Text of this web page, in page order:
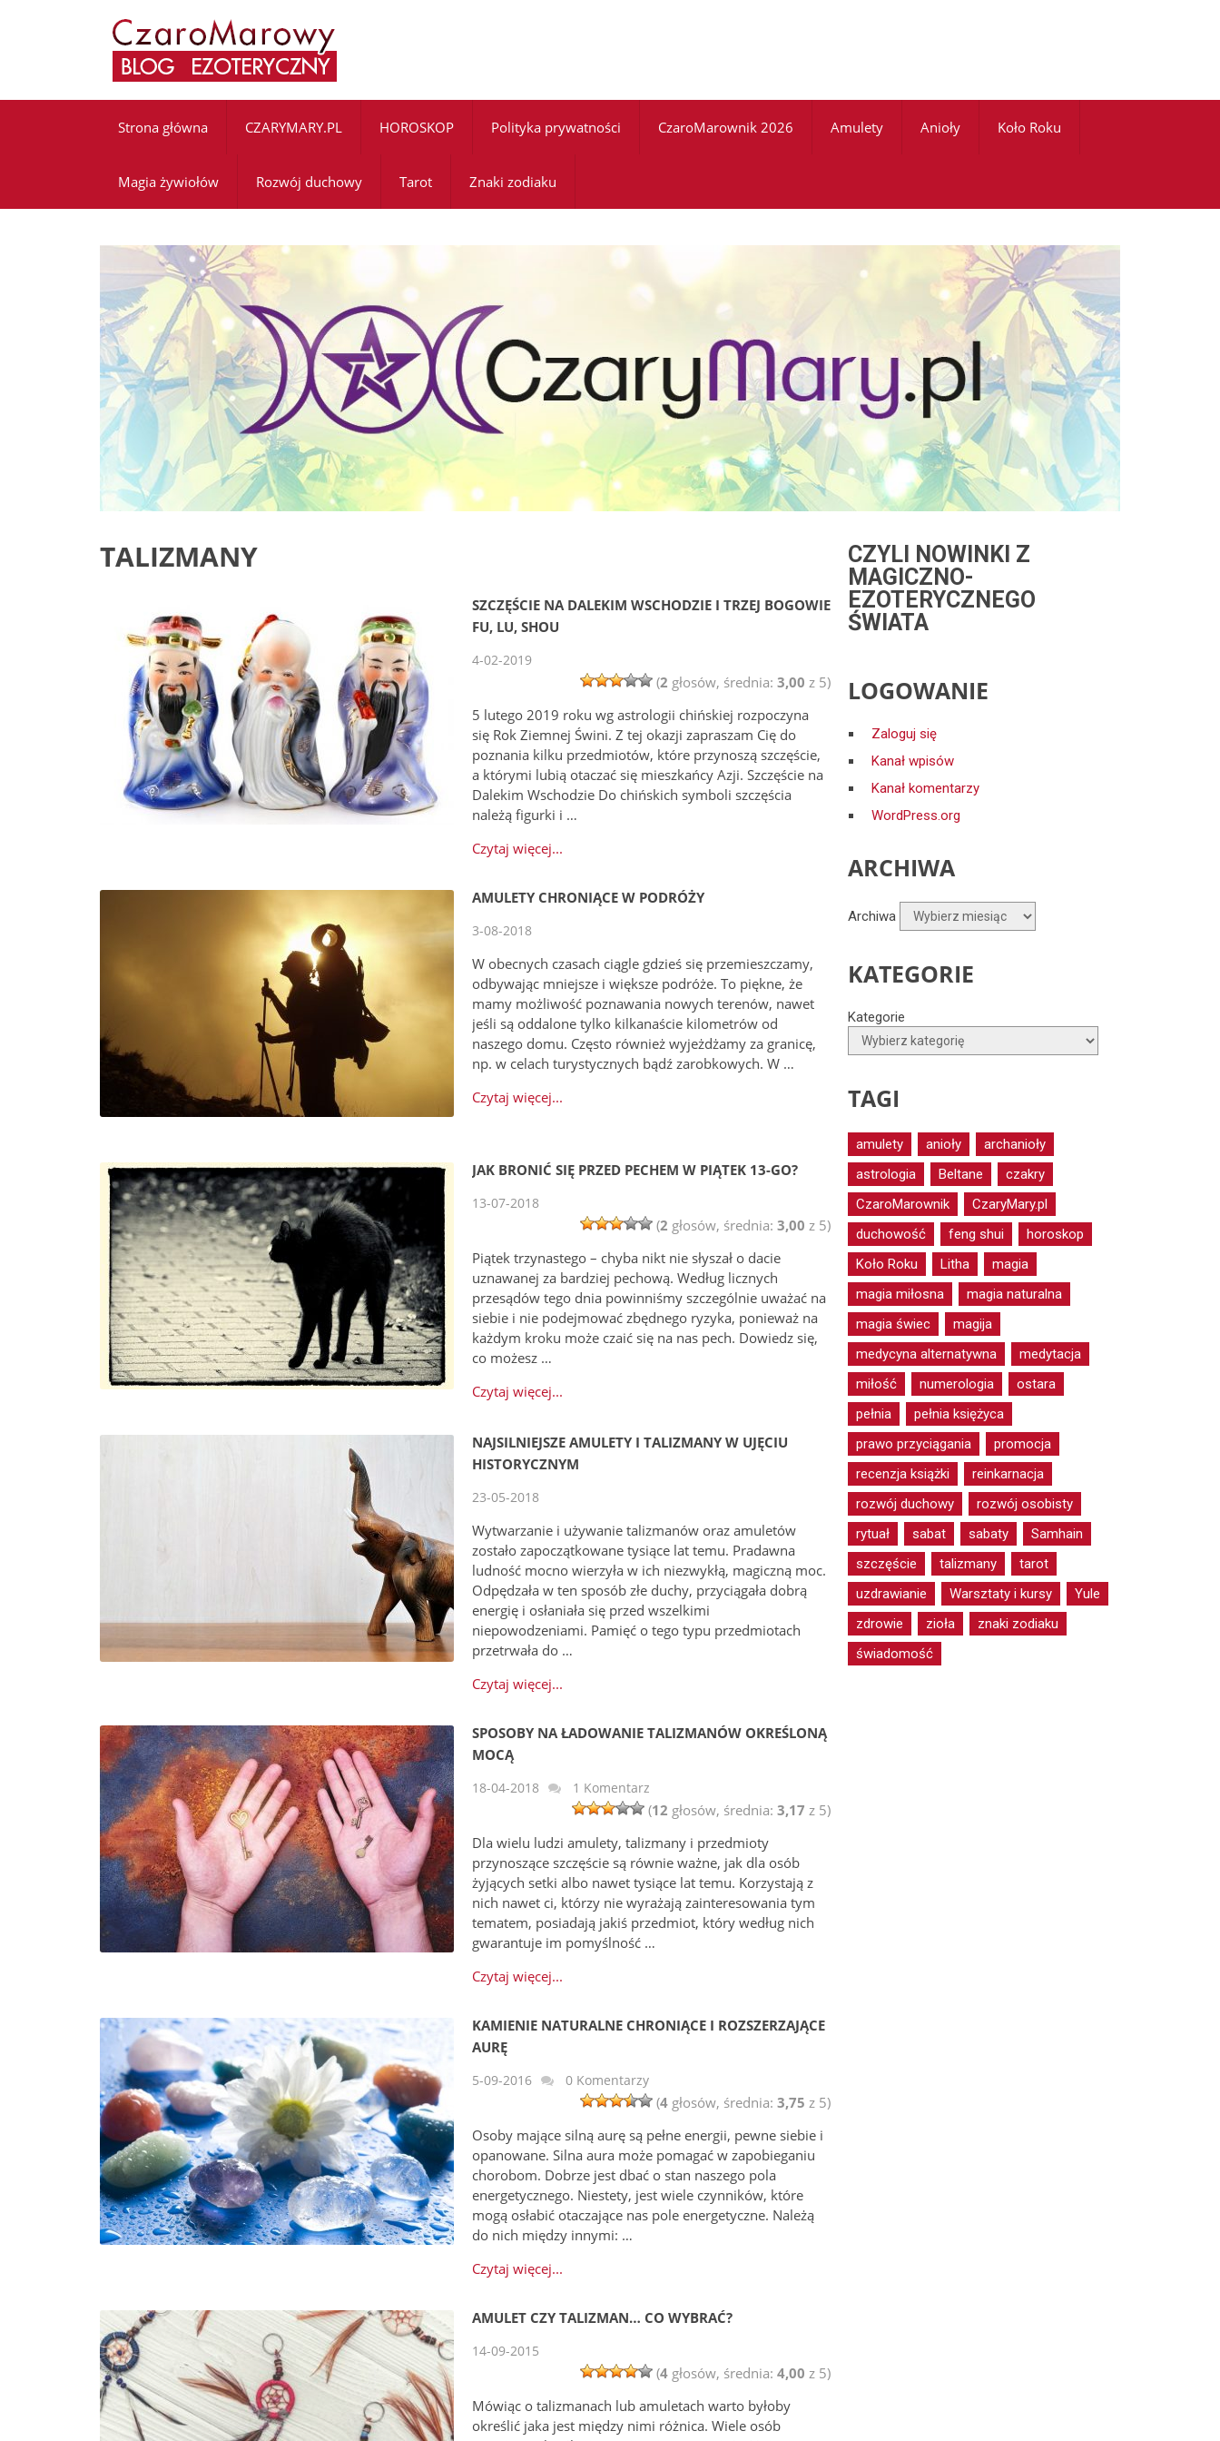
Strona główna CZARYMARY.PL HOROSKOP Polityka prywatności CzaroMarownik 2026 Amulety Anioły Koło Roku
Magia żywiołów Rozwój duchowy Tarot Znaki zodiaku
TALIZMANY
SZCZĘŚCIE NA DALEKIM WSCHODZIE I TRZEJ BOGOWIE
FU, LU, SHOU
4-02-2019
(2 głosów, średnia:3,00 z 5)
5 lutego 2019 roku wg astrologii chińskiej rozpoczyna
się Rok Ziemnej Świni. Z tej okazji zapraszam Cię do
poznania kilku przedmiotów, które przynoszą szczęście,
a którymi lubią otaczać się mieszkańcy Azji. Szczęście na
Dalekim Wschodzie Do chińskich symboli szczęścia
należą figurki i …
Czytaj więcej...
AMULETY CHRONIĄCE W PODRÓŻY
3-08-2018
W obecnych czasach ciągle gdzieś się przemieszczamy,
odbywając mniejsze i większe podróże. To piękne, że
mamy możliwość poznawania nowych terenów, nawet
jeśli są oddalone tylko kilkanaście kilometrów od
naszego domu. Często również wyjeżdżamy za granicę,
np. w celach turystycznych bądź zarobkowych. W …
Czytaj więcej...
JAK BRONIĆ SIĘ PRZED PECHEM W PIĄTEK 13-GO?
13-07-2018
(2 głosów, średnia:3,00 z 5)
Piątek trzynastego – chyba nikt nie słyszał o dacie
uznawanej za bardziej pechową. Według licznych
przesądów tego dnia powinniśmy szczególnie uważać na
siebie i nie podejmować zbędnego ryzyka, ponieważ na
każdym kroku może czaić się na nas pech. Dowiedz się,
co możesz …
Czytaj więcej...
NAJSILNIEJSZE AMULETY I TALIZMANY W UJĘCIU
HISTORYCZNYM
23-05-2018
Wytwarzanie i używanie talizmanów oraz amuletów
zostało zapoczątkowane tysiące lat temu. Pradawna
ludność mocno wierzyła w ich niezwykłą, magiczną moc.
Odpędzała w ten sposób złe duchy, przyciągała dobrą
energię i osłaniała się przed wszelkimi
niepowodzeniami. Pamięć o tego typu przedmiotach
przetrwała do …
Czytaj więcej...
SPOSOBY NA ŁADOWANIE TALIZMANÓW OKREŚLONĄ
MOCĄ
18-04-2018 1 Komentarz
(12 głosów, średnia:3,17 z 5)
Dla wielu ludzi amulety, talizmany i przedmioty
przynoszące szczęście są równie ważne, jak dla osób
żyjących setki albo nawet tysiące lat temu. Korzystają z
nich nawet ci, którzy nie wyrażają zainteresowania tym
tematem, posiadają jakiś przedmiot, który według nich
gwarantuje im pomyślność …
Czytaj więcej...
KAMIENIE NATURALNE CHRONIĄCE I ROZSZERZAJĄCE
AURĘ
5-09-2016 0 Komentarzy
(4 głosów, średnia:3,75 z 5)
Osoby mające silną aurę są pełne energii, pewne siebie i
opanowane. Silna aura może pomagać w zapobieganiu
chorobom. Dobrze jest dbać o stan naszego pola
energetycznego. Niestety, jest wiele czynników, które
mogą osłabić otaczające nas pole energetyczne. Należą
do nich między innymi: …
Czytaj więcej...
AMULET CZY TALIZMAN… CO WYBRAĆ?
14-09-2015
(4 głosów, średnia:4,00 z 5)
Mówiąc o talizmanach lub amuletach warto byłoby
określić jaka jest między nimi różnica. Wiele osób
CZYLI NOWINKI Z
MAGICZNO-
EZOTERYCZNEGO
ŚWIATA
LOGOWANIE
Zaloguj się
Kanał wpisów
Kanał komentarzy
WordPress.org
ARCHIWA
Archiwa
KATEGORIE
Kategorie
TAGI
amulety anioły
archanioły
astrologia
Beltane
czakry
CzaroMarownik
CzaryMary.pl
duchowość
feng shui
horoskop
Koło Roku
Litha
magia
magia miłosna
magia naturalna
magia świec
magija
medycyna alternatywna
medytacja
miłość
numerologia
ostara
pełnia
pełnia księżyca
prawo przyciągania
promocja
recenzja książki
reinkarnacja
rozwój duchowy
rozwój osobisty
rytuał
sabat sabaty
Samhain
szczęście
talizmany
tarot
uzdrawianie
Warsztaty i kursy
Yule
zdrowie
zioła
znaki zodiaku
świadomość